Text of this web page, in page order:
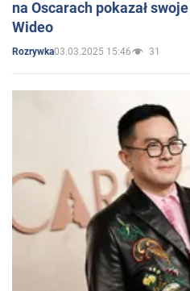
na Oscarach pokazał
Wideo
Rozrywka03.03.2025 15:46 31